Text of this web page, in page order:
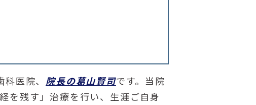
医院、 院長の葛山賢司です。当院
を残す」治療を行い、生涯ご自身